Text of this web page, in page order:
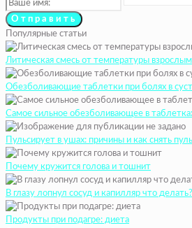
Популярные статьи
Литическая смесь от температуры взрослым
Обезболивающие таблетки при болях в
Самое сильное обезболивающее в
Пульсирует в ушах: причины и как снять
Почему кружится голова и тошнит
В глазу лопнул сосуд и капилляр что делать?
Продукты при подагре: диета